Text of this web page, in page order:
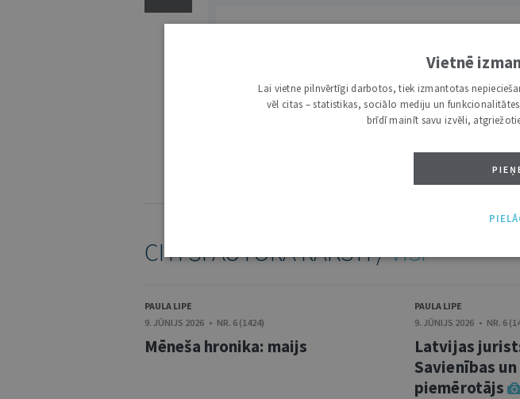
CITI ŠĪ AUTORA RAKSTI /VISI
PAULA LIPE
9. JŪNIJS 2026 • NR. 6 (1424)
Mēneša hronika: maijs
PAULA LIPE
9. JŪNIJS 2026 • NR. 6
Latvijas
Savienības
piemērotājs
Vietnē
Lai vietne pilnvērtīgi darbotos, tiek izmantotas
vēl citas – statistikas, sociālo mediju un
brīdī mainīt savu izvēli,